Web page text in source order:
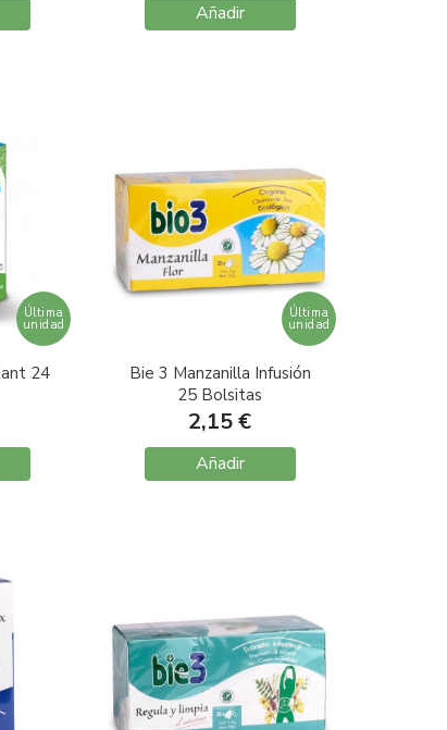
Añadir
Última
unidad
24
Última
unidad
Bie 3 Manzanilla Infusión
25 Bolsitas
2,15 €
Añadir